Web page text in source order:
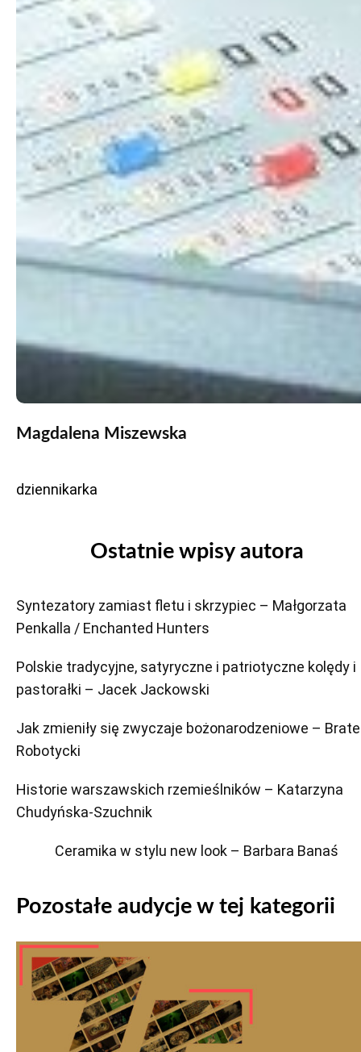
Magdalena Miszewska
dziennikarka
Ostatnie wpisy autora
Syntezatory zamiast fletu i skrzypiec – Małgorzata
Penkalla / Enchanted Hunters
Polskie tradycyjne, satyryczne i patriotyczne kolędy i
pastorałki – Jacek Jackowski
Jak zmieniły się zwyczaje bożonarodzeniowe –
Robotycki
Historie warszawskich rzemieślników – Katarzyna
Chudyńska-Szuchnik
Ceramika w stylu new look – Barbara Banaś
Pozostałe audycje w tej kategorii